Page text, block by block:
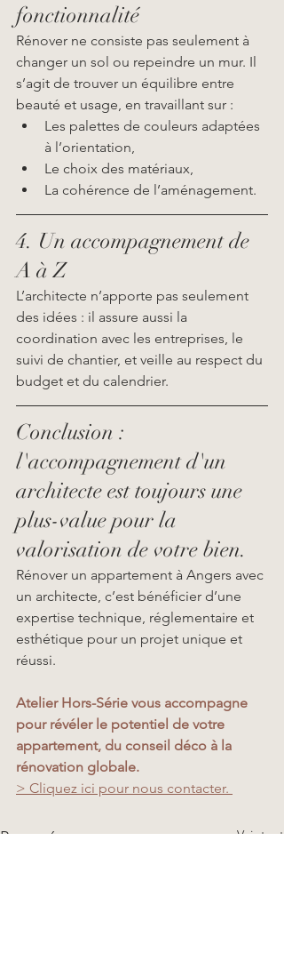
fonctionnalité
Rénover ne consiste pas seulement à
changer un sol ou repeindre un mur. Il
s’agit de trouver un équilibre entre
beauté et usage, en travaillant sur :
Les palettes de couleurs adaptées
à l’orientation,
Le choix des matériaux,
La cohérence de l’aménagement.
4. Un accompagnement de
A à Z
L’architecte n’apporte pas seulement
des idées : il assure aussi la
coordination avec les entreprises, le
suivi de chantier, et veille au respect du
budget et du calendrier.
Conclusion :
l'accompagnement d'un
architecte est toujours une
plus-value pour la
valorisation de votre bien.
Rénover un appartement à Angers avec
un architecte, c’est bénéficier d’une
expertise technique, réglementaire et
esthétique pour un projet unique et
réussi.
Atelier Hors-Série vous accompagne
pour révéler le potentiel de votre
appartement, du conseil déco à la
rénovation globale.
> Cliquez ici pour nous contacter.
Posts récents Voir tout